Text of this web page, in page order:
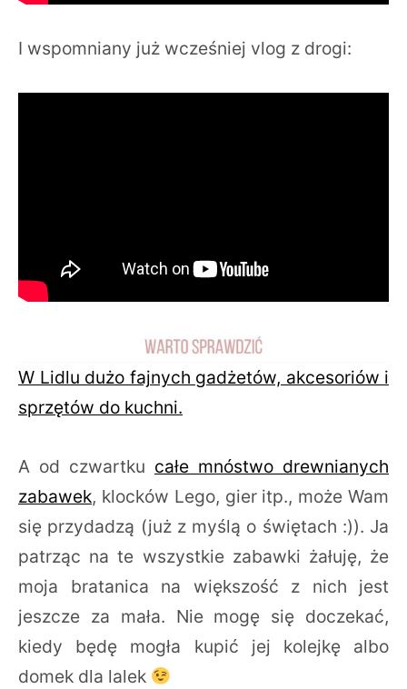
I wspomniany już wcześniej vlog z drogi:
W Lidlu dużo fajnych gadżetów, akcesoriów i
sprzętów do kuchni.
A od czwartku całe mnóstwo drewnianych
zabawek, klocków Lego, gier itp., może Wam
się przydadzą (już z myślą o świętach :)). Ja
patrząc na te wszystkie zabawki żałuję, że
moja bratanica na większość z nich jest
jeszcze za mała. Nie mogę się doczekać,
kiedy będę mogła kupić jej kolejkę albo
domek dla lalek